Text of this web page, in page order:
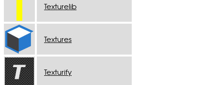
Texturelib
Textures
Texturify